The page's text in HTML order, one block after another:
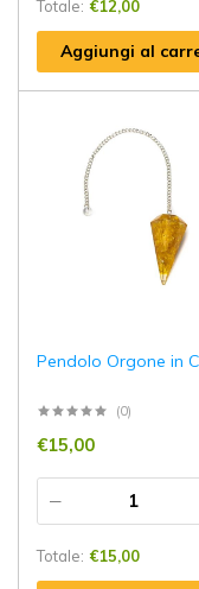
Totale: €12,00
Aggiungi al
Pendolo Orgone in
(0)
€15,00
Totale: €15,00